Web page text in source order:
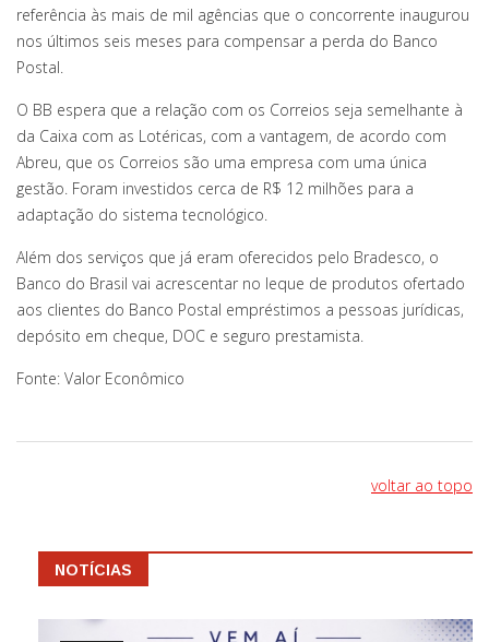
referência às mais de mil agências que o concorrente inaugurou
nos últimos seis meses para compensar a perda do Banco
Postal.
O BB espera que a relação com os Correios seja semelhante à
da Caixa com as Lotéricas, com a vantagem, de acordo com
Abreu, que os Correios são uma empresa com uma única
gestão. Foram investidos cerca de R$ 12 milhões para a
adaptação do sistema tecnológico.
Além dos serviços que já eram oferecidos pelo Bradesco, o
Banco do Brasil vai acrescentar no leque de produtos ofertado
aos clientes do Banco Postal empréstimos a pessoas jurídicas,
depósito em cheque, DOC e seguro prestamista.
Fonte: Valor Econômico
voltar ao topo
NOTÍCIAS